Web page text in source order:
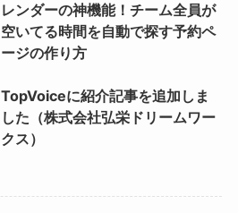
レンダーの神機能！チーム全員が
空いてる時間を自動で探す予約ペ
ージの作り方
TopVoiceに紹介記事を追加しま
した（株式会社弘栄ドリームワー
クス）